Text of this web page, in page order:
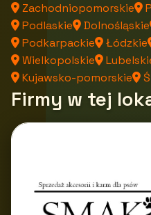
Zachodniopomorskie
Podlaskie
Dolnośląskie
Podkarpackie
Łódzkie
Wielkopolskie
Kujawsko-pomorskie
Firmy w tej